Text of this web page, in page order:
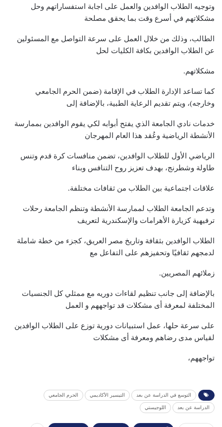
وتوجيه الطلاب الوافدين والعمل على اجابة استفساراتهم وحل
مشكلاتهم في أسرع وقت بما يحقق مصلحة
الطالب، وذلك من خلال العمل على سرعة التواصل مع المسئولين
عن الطلاب الوافدين بكافة الكليات لحل
مشكلاتهم.
كما تساعد الإدارة الطلاب في الإقامة (ضمن الحرم الجامعي
وخارجه)، ويتم تقديم الرعاية الطبية، بالإضافة إلى
خدمات نادي الجامعة الذي يفتح أبوابه لكي يقوم الوافدين بممارسة
الأنشطة الرياضية وعُقد هذا العام المهرجان
الرياضي الأول للطلاب الوافدين، تضمن منافسات كرة قدم وتنس
طاولة وشطرنج، بهدف تعزيز روح التنافس وبناء
علاقات اجتماعية بين الطلاب من ثقافات مختلفة.
وتدعم الجامعة الطلاب لممارسة الأنشطة وتنظم الجامعة رحلات
ترفيهية كزيارة الأهرامات والإسكندرية لتعريف
الطلاب الوافدين بثقافة وتاريخ مصر العريق، كجزء من خطة شاملة
لدمجهم ثقافيًا وتحفيزهم على التفاعل مع
زملائهم المصريين.
بالإضافة إلى جانب تنظيم لقاءات دوريه مع ممثلي كل الجنسيات
المختلفة لمعرفة أى مشكلات قد تواجههم و العمل
على سرعة حلها، عمل استبيانات دورية توزع على الطلاب الوافدين
لقياس مدى رضاهم ومعرفة أى مشكلات
تواجههم،
التوسع في الدراسة عن بعد التيسير الأكاديمي الحرم الجامعي
الدراسة عن بعد اللوجيستي